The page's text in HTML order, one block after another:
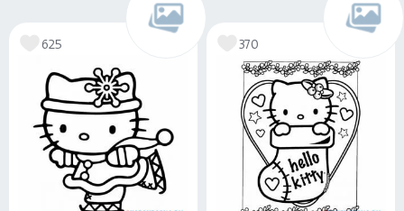
625 370